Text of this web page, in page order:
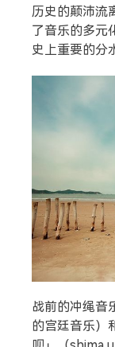
历史的颠沛流
了音乐的多元
史上重要的分
战前的冲绳音
的宫廷音乐）